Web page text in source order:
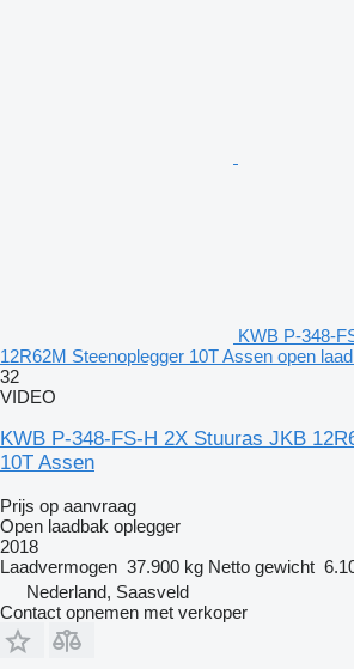
KWB P-348-
12R62M Steenoplegger 10T Assen open
32
VIDEO
KWB P-348-FS-H 2X Stuuras JKB
10T Assen
Prijs op aanvraag
Open laadbak oplegger
2018
Laadvermogen 37.900 kg Netto gewicht
Nederland, Saasveld
Contact opnemen met verkoper